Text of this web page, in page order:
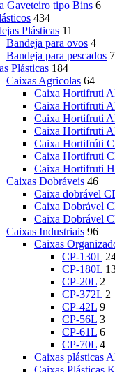
Gaveteiro tipo Bins 6
434
Plásticas 11
Bandeja para ovos 4
Bandeja para pescados 7
Plásticas 184
Caixas Agricolas 64
Caixa Hortifruti
Caixa Hortifruti
Caixa Hortifruti
Caixa Hortifruti
Caixa Hortifrúti
Caixa Hortifruti
Caixa Hortifruti
Caixas Dobráveis 46
Caixa dobrável
Caixa Dobrável
Caixa Dobrável
Caixas Industriais 96
Caixas
CP-130L
CP-180L
CP-20L 2
CP-372L 2
CP-42L 9
CP-56L 3
CP-61L 6
CP-70L 4
Caixas plásticas